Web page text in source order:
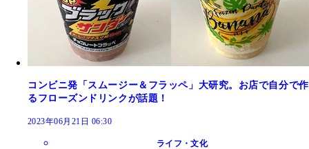
コンビニ発「スムージー＆フラッペ」大研究。お店で自分で作
るフローズンドリンクが話題！
2023年06月21日 06:30
ライフ・文化